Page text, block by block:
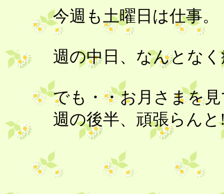
今週も土曜日は仕事。
週の中日、なんとな
でも・・お月さまを
週の後半、頑張らん